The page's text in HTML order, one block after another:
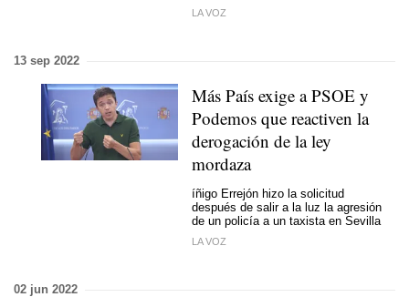
LA VOZ
13 sep 2022
Más País exige a PSOE y
Podemos que reactiven la
derogación de la ley
mordaza
íñigo Errejón hizo la solicitud
después de salir a la luz la agresión
de un policía a un taxista en Sevilla
LA VOZ
02 jun 2022